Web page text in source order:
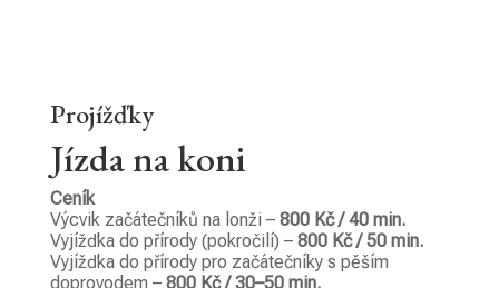
Projížďky
Jízda na koni
Ceník
Výcvik začátečníků na lonži – 800 Kč / 40 min.
Vyjížďka do přírody (pokročilí) – 800 Kč / 50 min.
Vyjížďka do přírody pro začátečníky s pěším
doprovodem – 800 Kč / 30–50 min.